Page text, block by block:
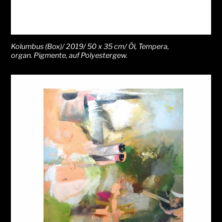
Kolumbus (Box)/ 2019/ 50 x 35 cm/ Öl, Tempera,
organ. Pigmente, auf Polyestergew.